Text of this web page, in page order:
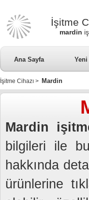
İşitme
mardin
Ana Sayfa Yeni
İşitme Cihazı > Mardin
Mardin
bilgileri ile
hakkında
ürünlerine